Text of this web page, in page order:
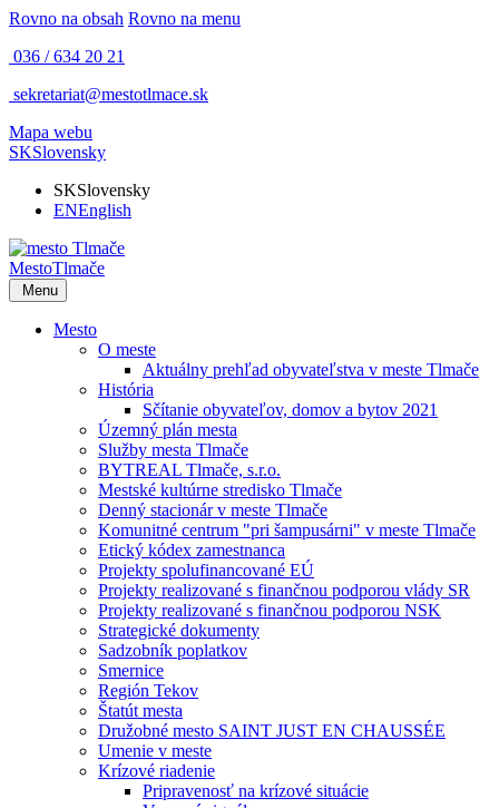
Rovno na obsah Rovno na menu
036 / 634 20 21
sekretariat@mestotlmace.sk
Mapa webu
SKSlovensky
SKSlovensky
ENEnglish
MestoTlmače
Menu
Mesto
O meste
Aktuálny prehľad obyvateľstva v meste Tlmače
História
Sčítanie obyvateľov, domov a bytov 2021
Územný plán mesta
Služby mesta Tlmače
BYTREAL Tlmače, s.r.o.
Mestské kultúrne stredisko Tlmače
Denný stacionár v meste Tlmače
Komunitné centrum "pri šampusárni" v meste Tlmače
Etický kódex zamestnanca
Projekty spolufinancované EÚ
Projekty realizované s finančnou podporou vlády SR
Projekty realizované s finančnou podporou NSK
Strategické dokumenty
Sadzobník poplatkov
Smernice
Región Tekov
Štatút mesta
Družobné mesto SAINT JUST EN CHAUSSÉE
Umenie v meste
Krízové riadenie
Pripravenosť na krízové situácie